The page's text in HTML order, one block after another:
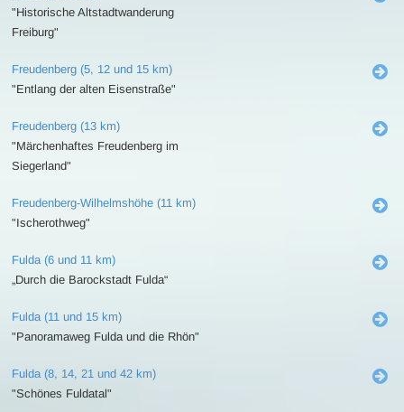
"Historische Altstadtwanderung
Freiburg"
Freudenberg (5, 12 und 15 km)
"Entlang der alten Eisenstraße"
Freudenberg (13 km)
"Märchenhaftes Freudenberg im
Siegerland"
Freudenberg-Wilhelmshöhe (11 km)
"Ischerothweg"
Fulda (6 und 11 km)
„Durch die Barockstadt Fulda“
Fulda (11 und 15 km)
"Panoramaweg Fulda und die Rhön"
Fulda (8, 14, 21 und 42 km)
"Schönes Fuldatal"